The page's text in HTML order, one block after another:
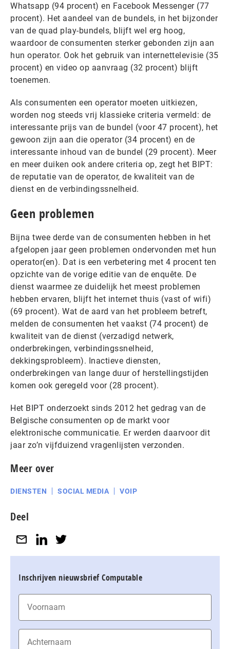
Whatsapp (94 procent) en Facebook Messenger (77
procent). Het aandeel van de bundels, in het bijzonder
van de quad play-bundels, blijft wel erg hoog,
waardoor de consumenten sterker gebonden zijn aan
hun operator. Ook het gebruik van internettelevisie (35
procent) en video op aanvraag (32 procent) blijft
toenemen.
Als consumenten een operator moeten uitkiezen,
worden nog steeds vrij klassieke criteria vermeld: de
interessante prijs van de bundel (voor 47 procent), het
gewoon zijn aan die operator (34 procent) en de
interessante inhoud van de bundel (29 procent). Meer
en meer duiken ook andere criteria op, zegt het BIPT:
de reputatie van de operator, de kwaliteit van de
dienst en de verbindingssnelheid.
Geen problemen
Bijna twee derde van de consumenten hebben in het
afgelopen jaar geen problemen ondervonden met hun
operator(en). Dat is een verbetering met 4 procent ten
opzichte van de vorige editie van de enquête. De
dienst waarmee ze duidelijk het meest problemen
hebben ervaren, blijft het internet thuis (vast of wifi)
(69 procent). Wat de aard van het probleem betreft,
melden de consumenten het vaakst (74 procent) de
kwaliteit van de dienst (verzadigd netwerk,
onderbrekingen, verbindingssnelheid,
dekkingsprobleem). Inactieve diensten,
onderbrekingen van lange duur of herstellingstijden
komen ook geregeld voor (28 procent).
Het BIPT onderzoekt sinds 2012 het gedrag van de
Belgische consumenten op de markt voor
elektronische communicatie. Er werden daarvoor dit
jaar zo’n vijfduizend vragenlijsten verzonden.
Meer over
DIENSTEN SOCIAL MEDIA VOIP
Deel
Inschrijven nieuwsbrief Computable